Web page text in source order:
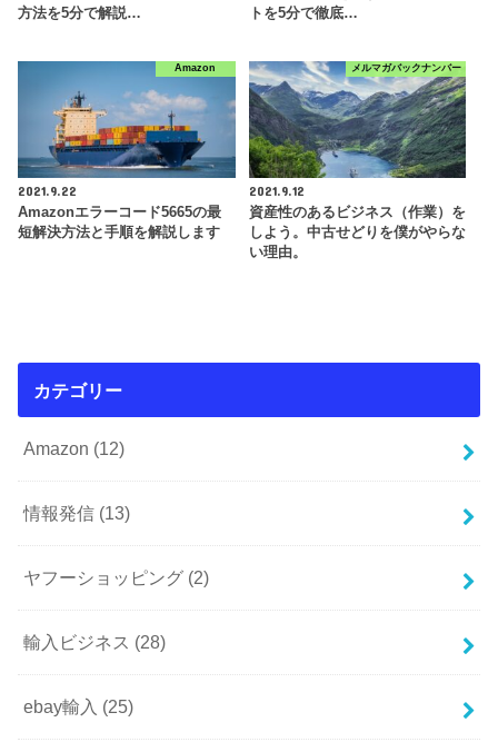
方法を5分で解説…
トを5分で徹底…
Amazon
2021.9.22
Amazonエラーコード5665の最
短解決方法と手順を解説します
メルマガバックナンバー
2021.9.12
資産性のあるビジネス（作業）を
しよう。中古せどりを僕がやらな
い理由。
カテゴリー
Amazon (12)
情報発信 (13)
ヤフーショッピング (2)
輸入ビジネス (28)
ebay輸入 (25)